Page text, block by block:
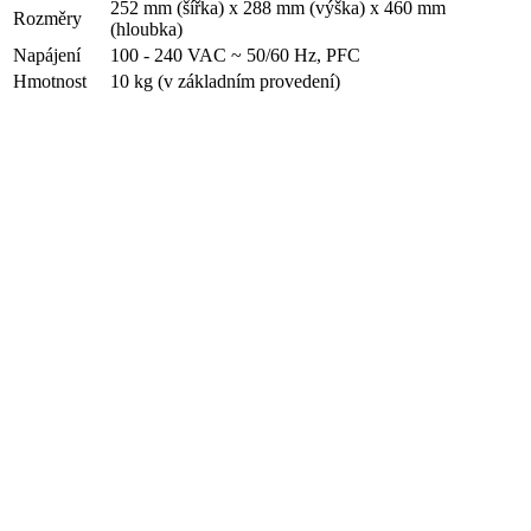
Rozměry
252 mm (šířka) x 288 mm (výška) x 460 mm
(hloubka)
Napájení
100 - 240 VAC ~ 50/60 Hz, PFC
Hmotnost
10 kg (v základním provedení)